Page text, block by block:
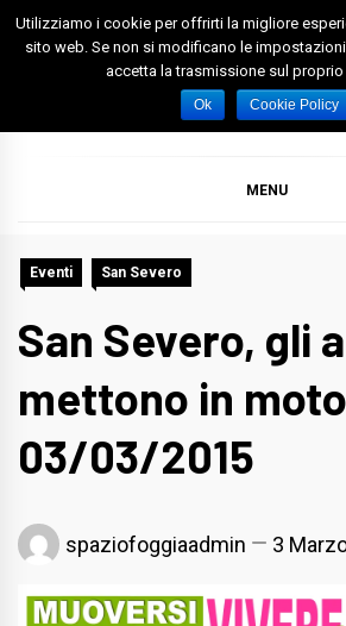
Skip
Spazio Foggia
Foggia News Calcio Eventi e
MENU
Eventi San Severo
San Severo, gli
mettono in
03/03/2015
spaziofoggiaadmin 3
Utilizziamo i cookie per offrirti la migliore
sito web. Se non si modificano le
accetta la trasmissione sul
Ok Cookie Policy